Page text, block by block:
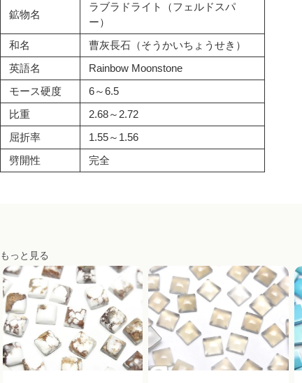
鉱物名
ラブラドライト（フェルドスパ
ー）
和名
曹灰長石（そうかいちょうせき）
英語名
Rainbow Moonstone
モース硬度
6～6.5
比重
2.68～2.72
屈折率
1.55～1.56
劈開性
完全
もっと見る